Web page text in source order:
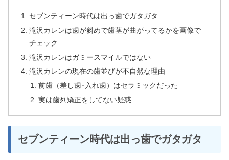
セブンティーン時代は出っ歯でガタガタ
滝沢カレンは歯が斜めで歯茎が曲がってるかを画像で
チェック
滝沢カレンはガミースマイルではない
滝沢カレンの現在の歯並びが不自然な理由
前歯（差し歯･入れ歯）はセラミックだった
実は歯列矯正をしてない疑惑
セブンティーン時代は出っ歯でガタガタ